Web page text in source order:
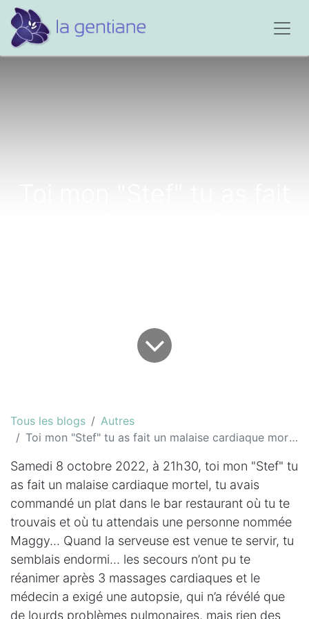
Tous les blogs
Autres
Toi mon "Stef" tu as fait un malaise cardiaque mortel
Samedi 8 octobre 2022, à 21h30, toi mon "Stef" tu
as fait un malaise cardiaque mortel, tu avais
commandé un plat dans le bar restaurant où tu te
trouvais et où tu attendais une personne nommée
Maggy... Quand la serveuse est venue te servir, tu
semblais endormi... les secours n’ont pu te
réanimer après 3 massages cardiaques et le
médecin a exigé une autopsie, qui n’a révélé que
de lourds problèmes pulmonaires, mais rien des